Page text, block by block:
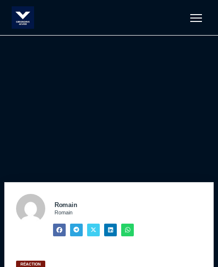
Romain
Romain
RÉACTION